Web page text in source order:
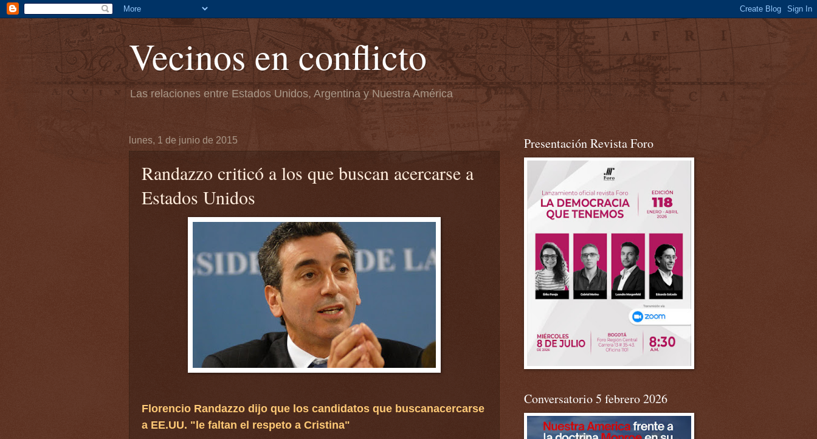
Vecinos en conflicto
Las relaciones entre Estados Unidos, Argentina y Nuestra América
lunes, 1 de junio de 2015
Randazzo criticó a los que buscan acercarse a
Estados Unidos
Florencio Randazzo dijo que los candidatos que buscanacercarse
a EE.UU. "le faltan el respeto a Cristina"
Presentación Revista Foro
Conversatorio 5 febrero 2026